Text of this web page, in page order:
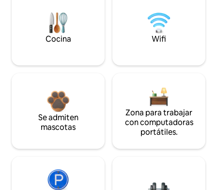
Cocina Wifi
Se admiten
mascotas
Zona para trabajar
con computadoras
portátiles.